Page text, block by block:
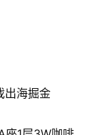
出海掘金